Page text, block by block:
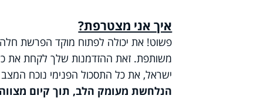
איך אני מצטרפת?
פשוט! את יכולה לפתוח מוקד הפרשת
משותפת. זאת ההזדמנות שלך לקחת את
ישראל, את כל התסכול הפנימי נוכח
הנלחשת מעומק הלב, תוך קיום